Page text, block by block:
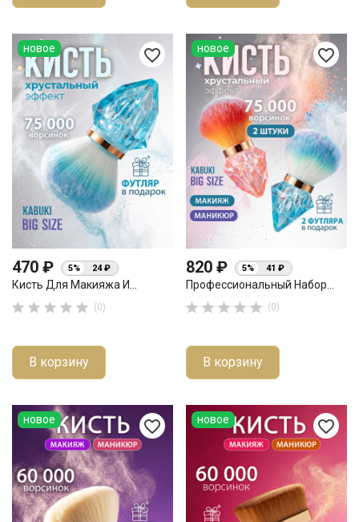
favorite_border
470 ₽ 5% 24 ₽
Кисть Для Макияжа И...
     (0)
В корзину
новое favorite_border
820 ₽ 5% 41 ₽
Профессиональный Набор...
     (0)
В корзину
новое
favorite_border
новое favorite_border
новое